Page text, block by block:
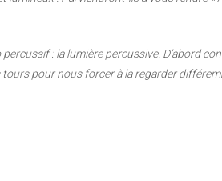
percussif : la lumière percussive. D’abord
tours pour nous forcer à la regarder